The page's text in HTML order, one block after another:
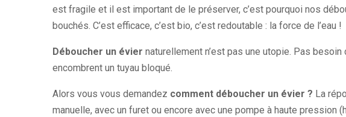
est fragile et il est important de le préserver, c’est pourquoi nos
bouchés. C’est efficace, c’est bio, c’est redoutable : la force de l’eau !
Déboucher un évier naturellement n’est pas une utopie. Pas
encombrent un tuyau bloqué.
Alors vous vous demandez comment déboucher un évier ? La
manuelle, avec un furet ou encore avec une pompe à haute